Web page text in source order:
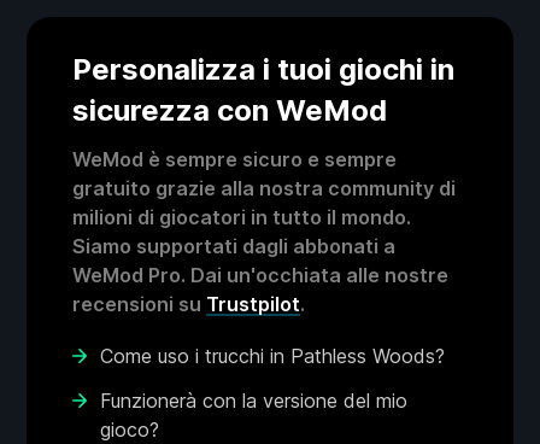
Personalizza i tuoi giochi in
sicurezza con WeMod
WeMod è sempre sicuro e sempre
gratuito grazie alla nostra community di
milioni di giocatori in tutto il mondo.
Siamo supportati dagli abbonati a
WeMod Pro. Dai un'occhiata alle nostre
recensioni su Trustpilot.
Come uso i trucchi in Pathless Woods?
Funzionerà con la versione del mio
gioco?